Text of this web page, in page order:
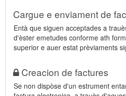
Cargue e enviament de
Entà que siguen acceptades a
d'èster emetudes conforme ath
superior e auer estat prèviaments
Creacion de factures
Se non dispòse d'un estrument